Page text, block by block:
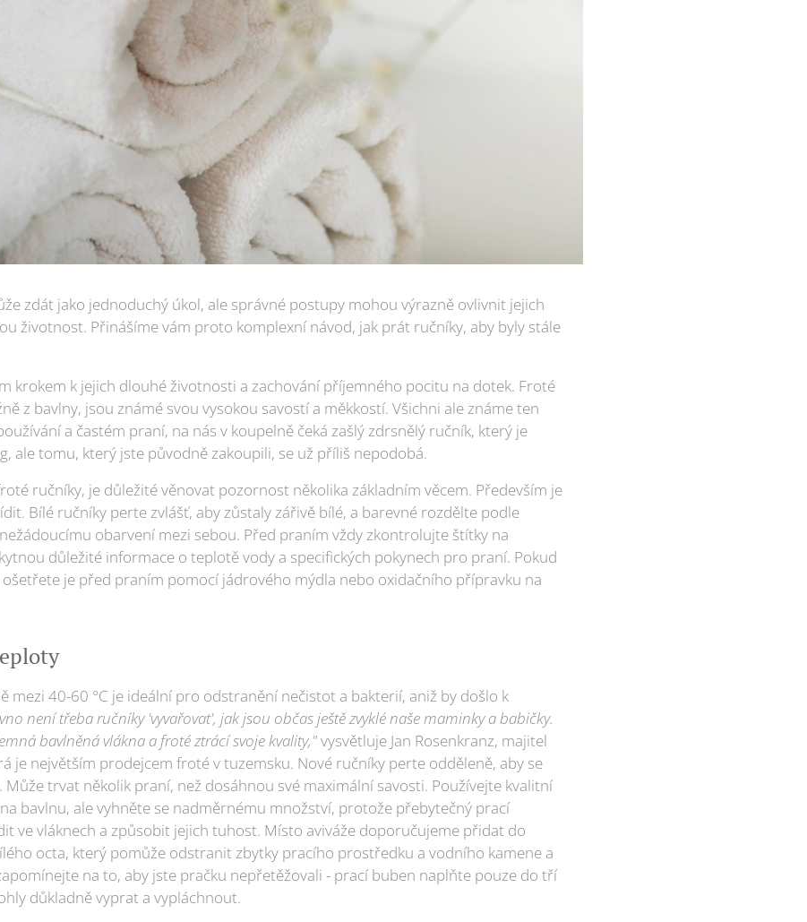
zdát jako jednoduchý úkol, ale správné postupy mohou výrazně ovlivnit jejich
životnost. Přinášíme vám proto komplexní návod, jak prát ručníky, aby byly stále
krokem k jejich dlouhé životnosti a zachování příjemného pocitu na dotek. Froté
z bavlny, jsou známé svou vysokou savostí a měkkostí. Všichni ale známe ten
a častém praní, na nás v koupelně čeká zašlý zdrsnělý ručník, který je
ale tomu, který jste původně zakoupili, se už příliš nepodobá.
ručníky, je důležité věnovat pozornost několika základním věcem. Především je
Bílé ručníky perte zvlášť, aby zůstaly zářivě bílé, a barevné rozdělte podle
obarvení mezi sebou. Před praním vždy zkontrolujte štítky na
důležité informace o teplotě vody a specifických pokynech pro praní. Pokud
je před praním pomocí jádrového mýdla nebo oxidačního přípravku na
mezi 40-60 °C je ideální pro odstranění nečistot a bakterií, aniž by došlo k
není třeba ručníky 'vyvařovat', jak jsou občas ještě zvyklé naše maminky a babičky.
bavlněná vlákna a froté ztrácí svoje kvality,"vysvětluje Jan Rosenkranz, majitel
je největším prodejcem froté v tuzemsku. Nové ručníky perte odděleně, aby se
trvat několik praní, než dosáhnou své maximální savosti. Používejte kvalitní
bavlnu, ale vyhněte se nadměrnému množství, protože přebytečný prací
ve vláknech a způsobit jejich tuhost. Místo aviváže doporučujeme přidat do
octa, který pomůže odstranit zbytky pracího prostředku a vodního kamene a
na to, aby jste pračku nepřetěžovali - prací buben naplňte pouze do tří
důkladně vyprat a vypláchnout.